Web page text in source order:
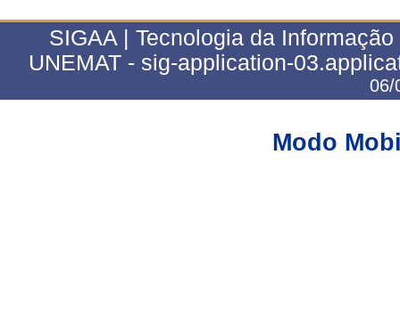
SIGAA | Tecnologia da
UNEMAT - sig-application-
06/
Modo